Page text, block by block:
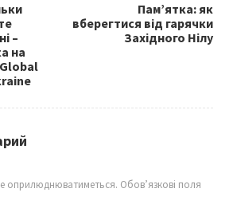
–
на
Global
Пам’ятка: як
вберегтися від гарячки
Західного Нілу
оприлюднюватиметься. Обов’язкові поля